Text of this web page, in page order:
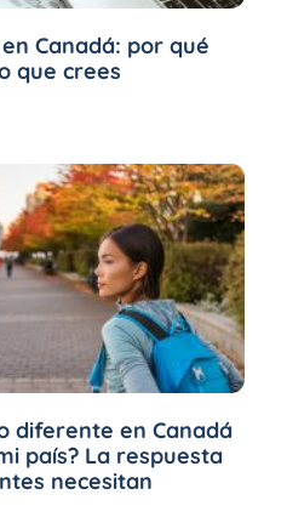
Canadá: por qué
que crees
diferente en Canadá
país? La respuesta
necesitan